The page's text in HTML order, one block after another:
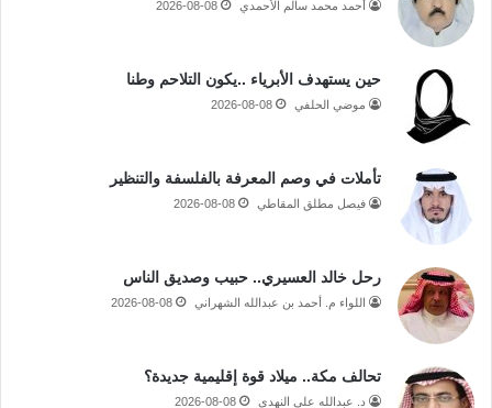
أحمد محمد سالم الأحمدي 2026-08-08
حين يستهدف الأبرياء ..يكون التلاحم وطنا
موضي الحلفي 2026-08-08
تأملات في وصم المعرفة بالفلسفة والتنظير
فيصل مطلق المقاطي 2026-08-08
رحل خالد العسيري.. حبيب وصديق الناس
اللواء م. أحمد بن عبدالله الشهراني 2026-08-08
تحالف مكة.. ميلاد قوة إقليمية جديدة؟
د. عبدالله علي النهدي 2026-08-08